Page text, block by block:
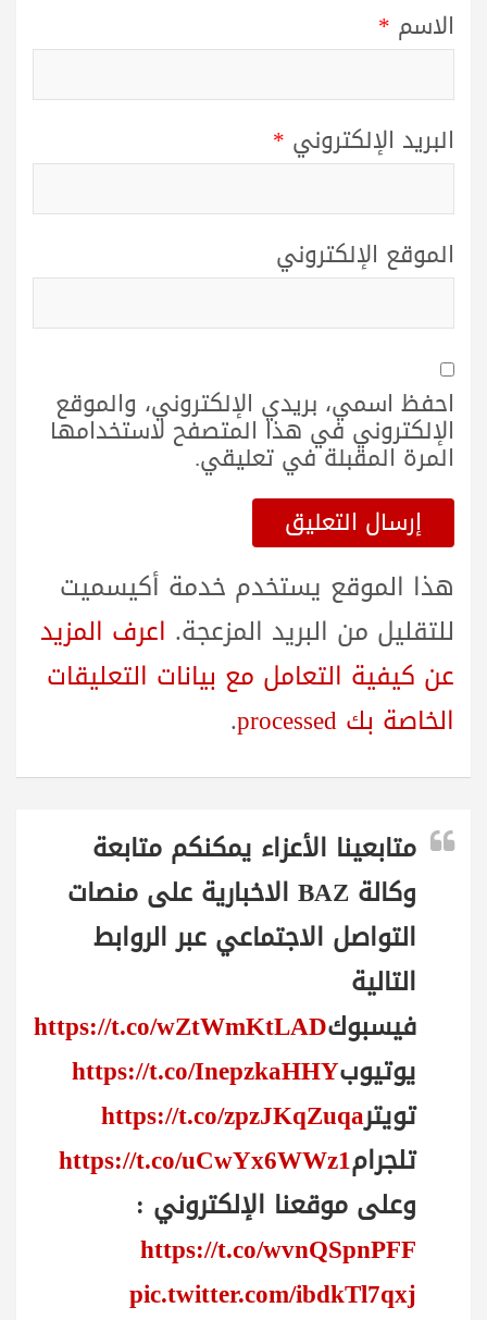
الاسم *
البريد الإلكتروني *
الموقع الإلكتروني
احفظ اسمي، بريدي الإلكتروني، والموقع
الإلكتروني في هذا المتصفح لاستخدامها
المرة المقبلة في تعليقي.
هذا الموقع يستخدم خدمة أكيسميت
للتقليل من البريد المزعجة. اعرف المزيد
عن كيفية التعامل مع بيانات التعليقات
الخاصة بك processed
.
متابعينا الأعزاء يمكنكم متابعة
وكالة BAZ الاخبارية على منصات
التواصل الاجتماعي عبر الروابط
التالية
فيسبوكhttps://t.co/wZtWmKtLAD
يوتيوبhttps://t.co/InepzkaHHY
تويترhttps://t.co/zpzJKqZuqa
تلجرامhttps://t.co/uCwYx6WWz1
وعلى موقعنا الإلكتروني :
https://t.co/wvnQSpnPFF
pic.twitter.com/ibdkTl7qxj